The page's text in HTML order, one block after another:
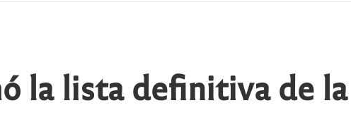
la lista definitiva de